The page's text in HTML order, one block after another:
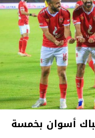
أسوان بخمسة